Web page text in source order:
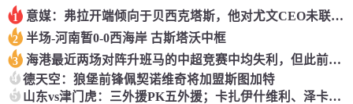
1 意媒：弗拉开端倾向于贝西克塔斯，他对尤文CEO未联络他感到绝望
2 半场-河南暂0-0西海岸 古斯塔沃中框
3 海港最近两场对阵升班马的中超竞赛中均失利，但此前曾取过13连胜
4 德天空：狼堡前锋佩契诺维奇将加盟斯图加特
5 山东vs津门虎：三外援PK五外援；卡扎伊什维利、泽卡候补